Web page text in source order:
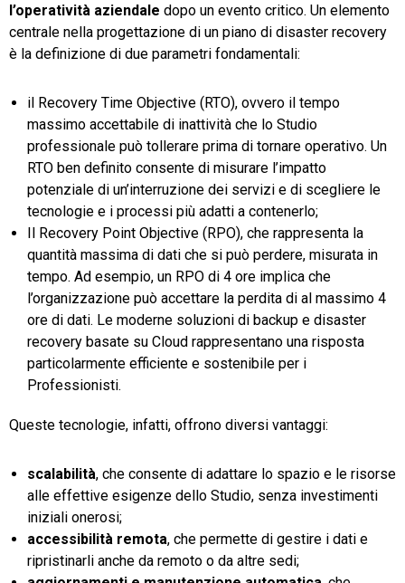
l’operatività aziendale dopo un evento critico. Un elemento
centrale nella progettazione di un piano di disaster recovery
è la definizione di due parametri fondamentali:
il Recovery Time Objective (RTO), ovvero il tempo
massimo accettabile di inattività che lo Studio
professionale può tollerare prima di tornare operativo. Un
RTO ben definito consente di misurare l’impatto
potenziale di un’interruzione dei servizi e di scegliere le
tecnologie e i processi più adatti a contenerlo;
Il Recovery Point Objective (RPO), che rappresenta la
quantità massima di dati che si può perdere, misurata in
tempo. Ad esempio, un RPO di 4 ore implica che
l’organizzazione può accettare la perdita di al massimo 4
ore di dati. Le moderne soluzioni di backup e disaster
recovery basate su Cloud rappresentano una risposta
particolarmente efficiente e sostenibile per i
Professionisti.
Queste tecnologie, infatti, offrono diversi vantaggi:
scalabilità, che consente di adattare lo spazio e le risorse
alle effettive esigenze dello Studio, senza investimenti
iniziali onerosi;
accessibilità remota, che permette di gestire i dati e
ripristinarli anche da remoto o da altre sedi;